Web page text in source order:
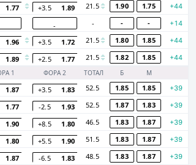
1.77 +3.5 1.89 21.5 1.90 1.75 +44
- - - - +14
1.96 +3.5 1.72 21.5 1.80 1.85 +44
1.89 +2.5 1.77 21.5 1.82 1.85
+44
1 ФОРА 2 ТОТАЛ Б М
1.87 +3.5 1.83 52.5 1.85 1.85 +39
1.77 -2.5 1.93 52.5 1.87 1.83 +39
1.90 +8.5 1.80 46.5 1.83 1.87 +39
1.80 +5.5 1.90 51.5 1.83 1.87 +39
1.87 -6.5 1.83 48.5 1.83 1.87 +39